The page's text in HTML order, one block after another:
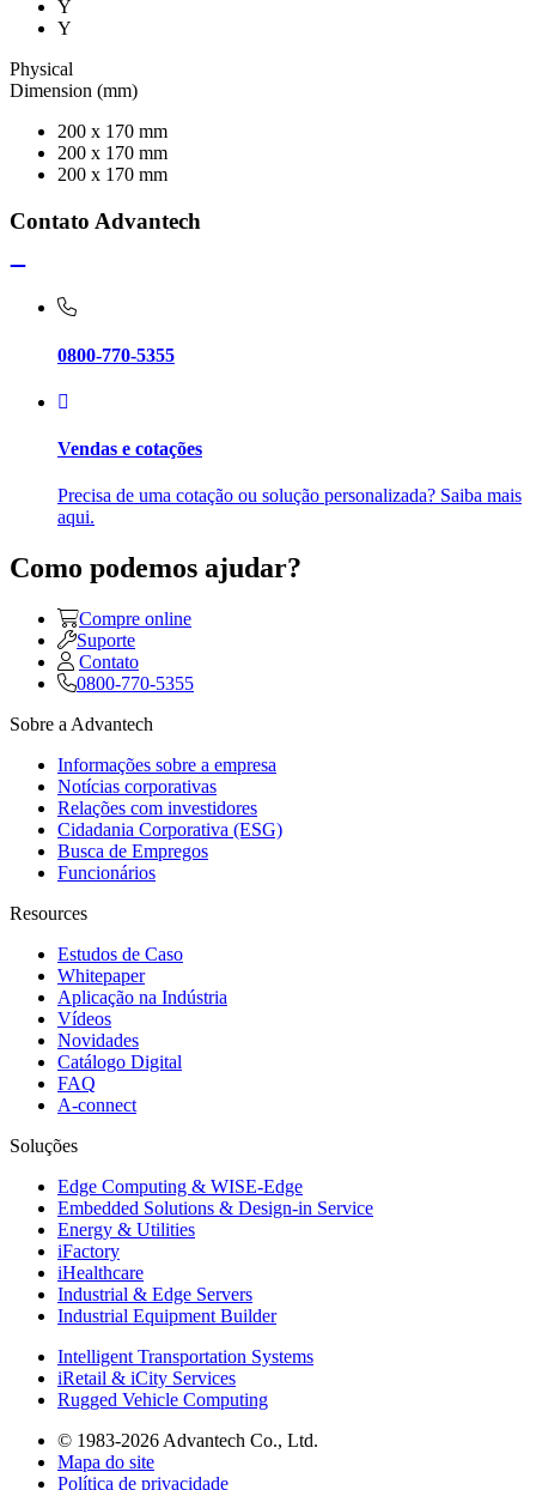
Y
Y
Physical
Dimension (mm)
200 x 170 mm
200 x 170 mm
200 x 170 mm
Contato Advantech
0800-770-5355
Vendas e cotações
Precisa de uma cotação ou solução personalizada? Saiba mais
aqui.
Como podemos ajudar?
Compre online
Suporte
Contato
0800-770-5355
Sobre a Advantech
Informações sobre a empresa
Notícias corporativas
Relações com investidores
Cidadania Corporativa (ESG)
Busca de Empregos
Funcionários
Resources
Estudos de Caso
Whitepaper
Aplicação na Indústria
Vídeos
Novidades
Catálogo Digital
FAQ
A-connect
Soluções
Edge Computing & WISE-Edge
Embedded Solutions & Design-in Service
Energy & Utilities
iFactory
iHealthcare
Industrial & Edge Servers
Industrial Equipment Builder
Intelligent Transportation Systems
iRetail & iCity Services
Rugged Vehicle Computing
© 1983-2026 Advantech Co., Ltd.
Mapa do site
Política de privacidade